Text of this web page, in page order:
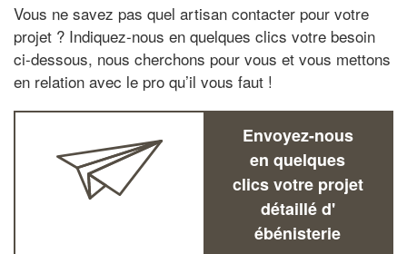
Vous ne savez pas quel artisan contacter pour votre
projet ? Indiquez-nous en quelques clics votre besoin
ci-dessous, nous cherchons pour vous et vous mettons
en relation avec le pro qu’il vous faut !
Envoyez-nous
en quelques
clics votre projet
détaillé d'
ébénisterie